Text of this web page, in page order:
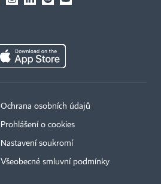
Ochrana osobních údajů
Prohlášení o cookies
Nastavení soukromí
Všeobecné smluvní podmínky